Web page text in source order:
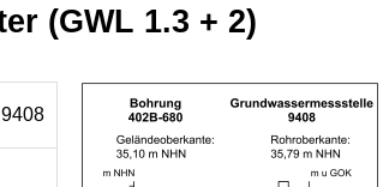
(GWL 1.3 + 2)
9408